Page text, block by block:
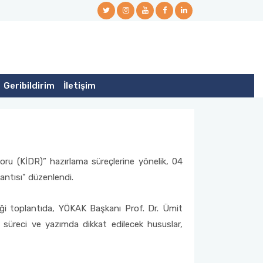
Geribildirim İletişim
(KİDR)” hazırlama süreçlerine yönelik, 04
düzenlendi.
toplantıda, YÖKAK Başkanı Prof. Dr. Ümit
süreci ve yazımda dikkat edilecek hususlar,